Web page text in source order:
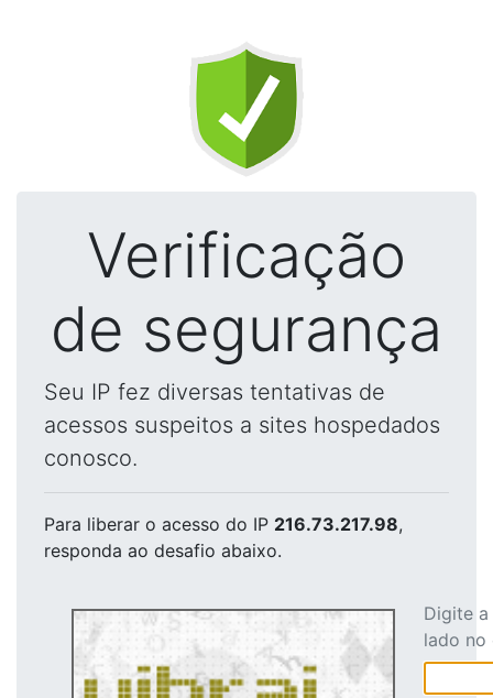
Verificação
de segurança
Seu IP fez diversas tentativas de
acessos suspeitos a sites hospedados
conosco.
Para liberar o acesso do IP 216.73.217.98,
responda ao desafio abaixo.
Digite
lado no